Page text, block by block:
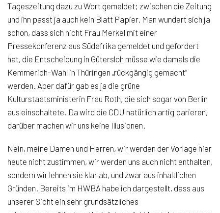
Tageszeitung dazu zu Wort gemeldet; zwischen die Zeitung
und ihn passt ja auch kein Blatt Papier. Man wundert sich ja
schon, dass sich nicht Frau Merkel mit einer
Pressekonferenz aus Südafrika gemeldet und gefordert
hat, die Entscheidung in Gütersloh müsse wie damals die
Kemmerich-Wahl in Thüringen „rückgängig gemacht“
werden. Aber dafür gab es ja die grüne
Kulturstaatsministerin Frau Roth, die sich sogar von Berlin
aus einschaltete. Da wird die CDU natürlich artig parieren,
darüber machen wir uns keine Illusionen.
Nein, meine Damen und Herren, wir werden der Vorlage hier
heute nicht zustimmen, wir werden uns auch nicht enthalten,
sondern wir lehnen sie klar ab, und zwar aus inhaltlichen
Gründen. Bereits im HWBA habe ich dargestellt, dass aus
unserer Sicht ein sehr grundsätzliches